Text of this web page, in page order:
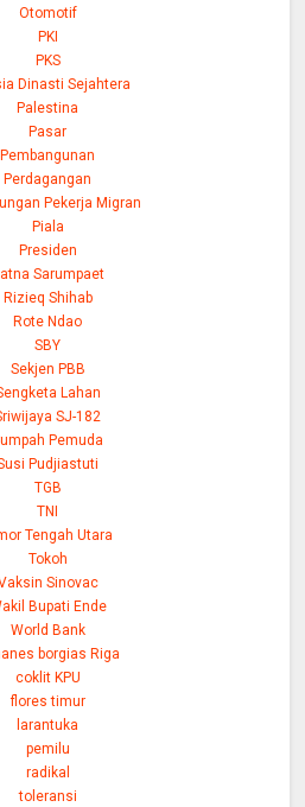
Otomotif
PKI
PKS
Dinasti Sejahtera
Palestina
Pasar
Pembangunan
Perdagangan
Pekerja Migran
Piala
Presiden
Sarumpaet
Rizieq Shihab
Rote Ndao
SBY
Sekjen PBB
Lahan
SJ-182
Pemuda
Pudjiastuti
TGB
TNI
Tengah Utara
Tokoh
Sinovac
Bupati Ende
World Bank
borgias Riga
coklit KPU
flores timur
larantuka
pemilu
radikal
toleransi